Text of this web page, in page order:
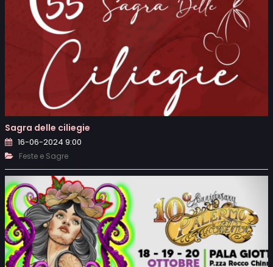
Sagra delle ciliegie
16-06-2024 9:00
Feste e Sagre